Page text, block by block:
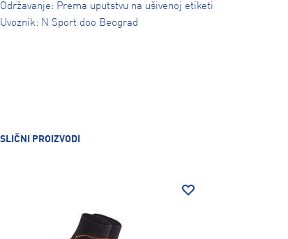
Održavanje: Prema uputstvu na ušivenoj etiketi
Uvoznik: N Sport doo Beograd
SLIČNI PROIZVODI